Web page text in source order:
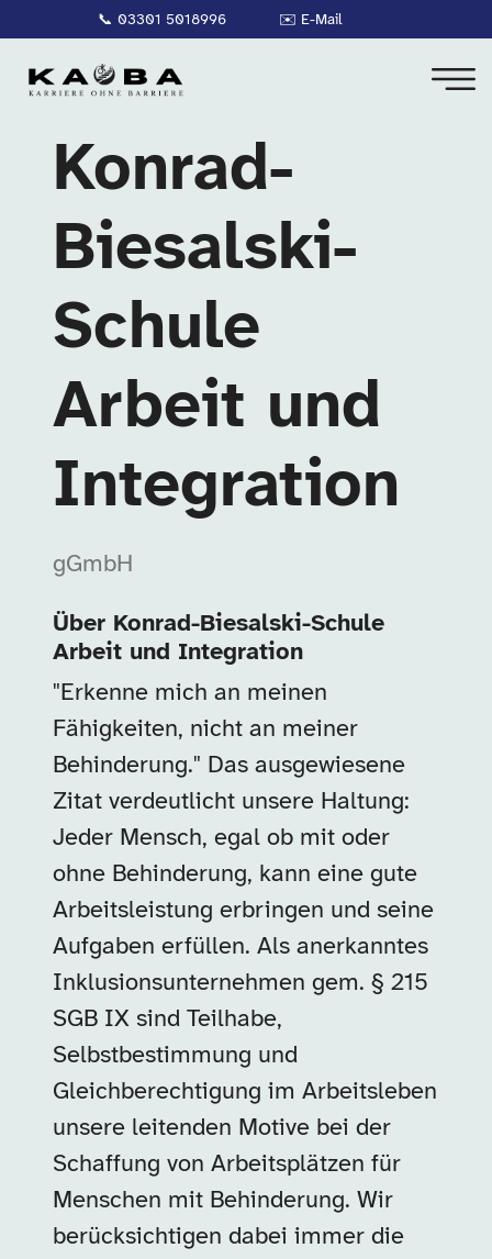
📞 03301 5018996 ✉️ E-Mail
Konrad-
Biesalski-
Schule
Arbeit und
Integration
gGmbH
Über Konrad-Biesalski-Schule
Arbeit und Integration
"Erkenne mich an meinen
Fähigkeiten, nicht an meiner
Behinderung." Das ausgewiesene
Zitat verdeutlicht unsere Haltung:
Jeder Mensch, egal ob mit oder
ohne Behinderung, kann eine gute
Arbeitsleistung erbringen und seine
Aufgaben erfüllen. Als anerkanntes
Inklusionsunternehmen gem. § 215
SGB IX sind Teilhabe,
Selbstbestimmung und
Gleichberechtigung im Arbeitsleben
unsere leitenden Motive bei der
Schaffung von Arbeitsplätzen für
Menschen mit Behinderung. Wir
berücksichtigen dabei immer die